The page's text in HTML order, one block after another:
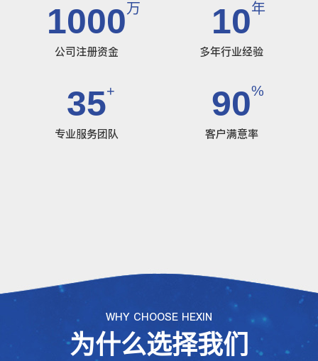
1000万
公司注册资金
10年
多年行业经验
35+
专业服务团队
90%
客户满意率
WHY CHOOSE HEXIN
为什么选择我们